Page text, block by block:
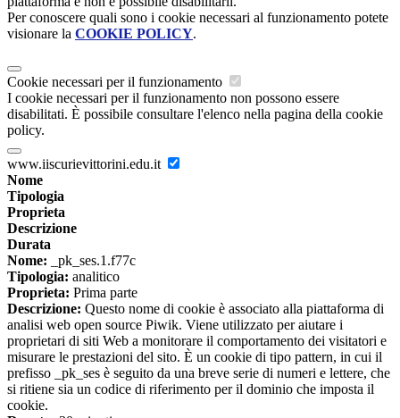
Per conoscere quali sono i cookie necessari al funzionamento potete
visionare la COOKIE POLICY.
Cookie necessari per il funzionamento
I cookie necessari per il funzionamento non possono essere
disabilitati. È possibile consultare l'elenco nella pagina della cookie
policy.
www.iiscurievittorini.edu.it
Nome
Tipologia
Proprieta
Descrizione
Durata
Nome: _pk_ses.1.f77c
Tipologia: analitico
Proprieta: Prima parte
Descrizione: Questo nome di cookie è associato alla piattaforma di
analisi web open source Piwik. Viene utilizzato per aiutare i
proprietari di siti Web a monitorare il comportamento dei visitatori e
misurare le prestazioni del sito. È un cookie di tipo pattern, in cui il
prefisso _pk_ses è seguito da una breve serie di numeri e lettere, che
si ritiene sia un codice di riferimento per il dominio che imposta il
cookie.